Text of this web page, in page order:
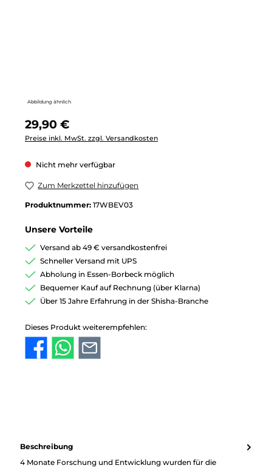
Abbildung ähnlich
Regulärer Preis:
29,90 €
Preise inkl. MwSt. zzgl. Versandkosten
Nicht mehr verfügbar
Zum Merkzettel hinzufügen
Produktnummer: 17WBEV03
Unsere Vorteile
Versand ab 49 € versandkostenfrei
Schneller Versand mit UPS
Abholung in Essen-Borbeck möglich
Bequemer Kauf auf Rechnung (über Klarna)
Über 15 Jahre Erfahrung in der Shisha-Branche
Dieses Produkt weiterempfehlen:
Beschreibung
4 Monate Forschung und Entwicklung wurden für die